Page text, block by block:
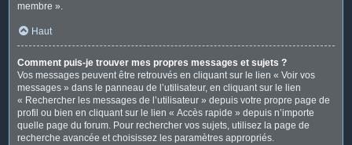
membre ».
Haut
Comment puis-je trouver mes propres messages et sujets ?
Vos messages peuvent être retrouvés en cliquant sur le lien « Voir vos
messages » dans le panneau de l’utilisateur, en cliquant sur le lien
« Rechercher les messages de l’utilisateur » depuis votre propre page de
profil ou bien en cliquant sur le lien « Accès rapide » depuis n’importe
quelle page du forum. Pour rechercher vos sujets, utilisez la page de
recherche avancée et choisissez les paramètres appropriés.